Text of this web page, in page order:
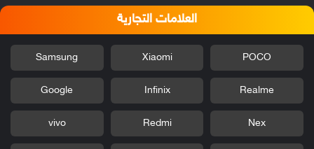
العلامات التجارية
POCO
Xiaomi
Samsung
Realme
Infinix
Google
Nex
Redmi
vivo